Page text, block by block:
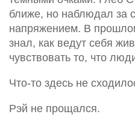
ближе, но наблюдал за
напряжением. В
знал, как ведут себя
чувствовать то, что
Что-то здесь не
Рэй не прощался.